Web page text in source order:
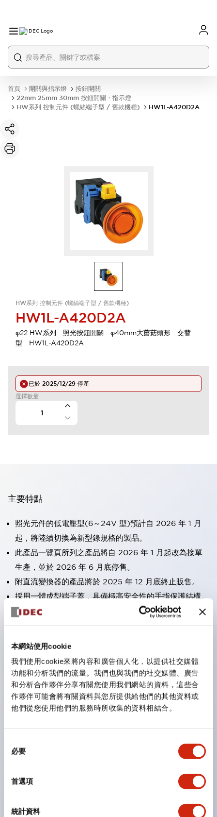
本網站使用cookie
我們使用cookie來將內容和廣告個人化，以提供社交媒體
功能和分析我們的流量。我們也與我們的社交媒體、廣告
和分析合作夥伴分享有關您使用我們網站的資料，這些合
作夥伴可能會將有關資料與您所提供給他們的其他資料或
他們從您使用他們的服務時所收集的資料相結合。
必要
首選項
統計資料
首頁 開關與指示燈
按鈕開關
22mm 25mm 30mm 按鈕開關・指示燈
HW系列 控制元件 (螺絲端子型 / 舊款機種)
HW1L-A420D2A
HW系列 控制元件 (螺絲端子型 / 舊款機種)
HW1L-A420D2A
φ22 HW系列 照光按鈕開關 φ40mm大蘑菇頭形 交替
型 HW1L-A420D2A
已於 2025/12/29 停產
選擇數量
主要特點
照光元件的低電壓型(6～24V 型)預計自 2026 年 1 月
起，將陸續切換為新型錄規格的製品。
此產品一覽頁所列之產品將自 2026 年 1 月起改為接單
生產，並於 2026 年 6 月底停售。
附直流變換器的產品將於 2025 年 12 月底終止販售。
採用一體成型端子蓋，具備極高安全性的手指保護結構。
接點部採用自清潔滾動接觸方式，維持穩定導通性能。
防護結構可防止水或油從面板前方滲入：IP65（僅雙按
鈕開關為 IP40）。
三種功能集結於一顆開關。
完整支援全球各地需求的多種電壓規格。
一顆 LED 燈泡即可呈現六種顏色（LSRD 燈泡）。以往
需分色管理的 LED 燈泡，如今可用單一顆燈泡呈現多種
顏色。
可清楚辨識正方平頭形指示燈的亮燈/熄燈狀態，以及點
符合 ISO 3864-4 安全色規範：在危險或緊急狀況下，